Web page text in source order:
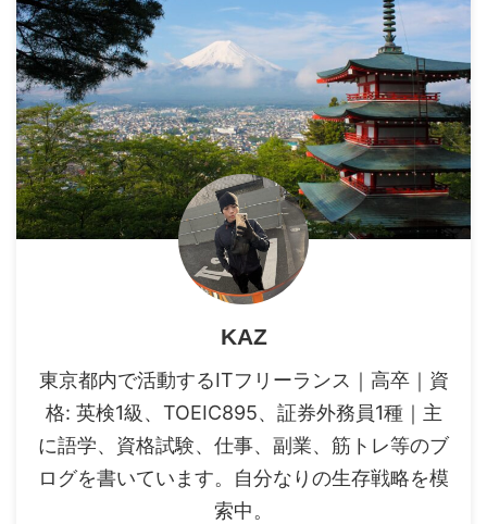
KAZ
東京都内で活動するITフリーランス｜高卒｜資
格: 英検1級、TOEIC895、証券外務員1種｜主
に語学、資格試験、仕事、副業、筋トレ等のブ
ログを書いています。自分なりの生存戦略を模
索中。